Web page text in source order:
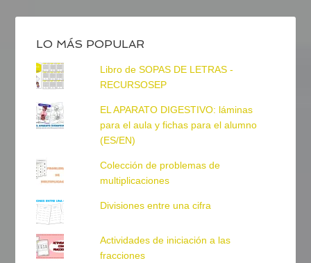
LO MÁS POPULAR
Libro de SOPAS DE LETRAS -
RECURSOSEP
EL APARATO DIGESTIVO: láminas
para el aula y fichas para el alumno
(ES/EN)
Colección de problemas de
multiplicaciones
Divisiones entre una cifra
Actividades de iniciación a las
fracciones